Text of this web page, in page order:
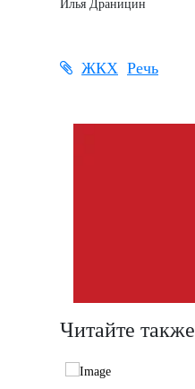
Илья Драницин
ЖКХ Речь
Читайте также